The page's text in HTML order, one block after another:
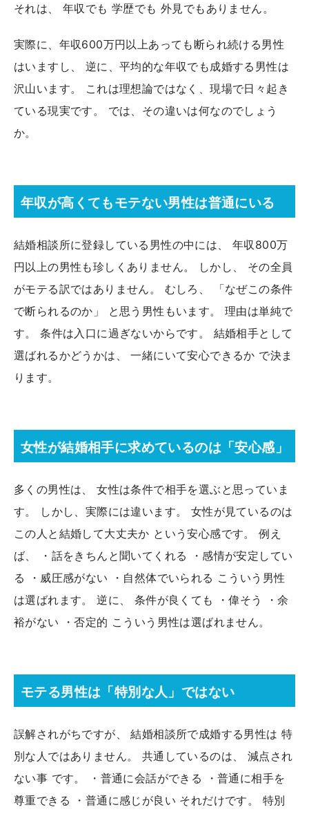
それは、 年収でも 学歴でも 外見でもありません。
実際に、年収600万円以上あっても断られ続ける男性
はいますし、 逆に、平均的な年収でも成婚する男性は
沢山います。 これは理想論ではなく、現場で日々起き
ている現実です。 では、その違いは何なのでしょう
か。
年収が高くてもモテない男性は普通にいる
結婚相談所に登録している男性の中には、 年収800万
円以上の男性も珍しくありません。 しかし、 その全員
がモテる訳ではありません。 むしろ、 「なぜこの条件
で断られるのか」 と思う男性もいます。 理由は単純で
す。 条件は入口に過ぎないからです。 結婚相手として
選ばれるかどうかは、 一緒にいて安心できるか で決ま
ります。
女性が結婚相手に求めているのは「安心感」
多くの男性は、 女性は条件で相手を選ぶと思っていま
す。 しかし、実際には違います。 女性が見ているのは
この人と結婚して大丈夫か という安心感です。 例え
ば、 ・話をきちんと聞いてくれる ・感情が安定してい
る ・威圧感がない ・自然体でいられる こういう男性
は選ばれます。 逆に、 条件が良くても ・偉そう ・余
裕がない ・否定的 こういう男性は選ばれません。
モテる男性は「特別な人」ではない
誤解されがちですが、 結婚相談所で成婚する男性は 特
別な人ではありません。 共通しているのは、 減点され
ない事 です。 ・普通に会話ができる ・普通に相手を
尊重できる ・普通に感じが良い それだけです。 特別